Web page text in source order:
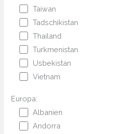
Taiwan
Tadschikistan
Thailand
Turkmenistan
Usbekistan
Vietnam
Europa:
Albanien
Andorra